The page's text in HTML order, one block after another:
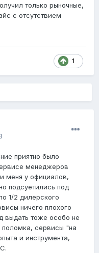
только рыночные,
с отсутствием
1
приятно было
менеджеров
меня у официалов,
подсуетились под
1/2 дилерского
ничего плохого
выдать тоже особо не
поломка, сервисы "на
и инструмента,